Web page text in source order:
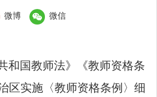
微博 微信
和国教师法》《教师资格条
区实施〈教师资格条例〉细